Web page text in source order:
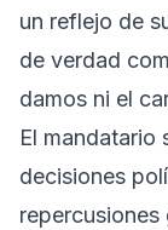
un reflejo de
de verdad
damos ni el
El mandatario
decisiones